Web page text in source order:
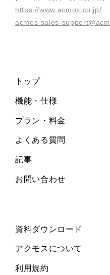
https://www.acmos.co.jp/
acmos-sales-
トップ
機能・仕様
プラン・料金
よくある質問
記事
お問い合わせ
資料ダウンロード
アクモスについて
利用規約